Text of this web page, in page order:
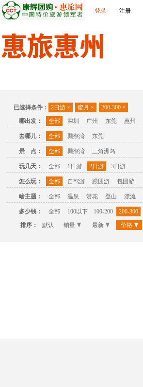
登录 注册
已选择条件： 2日游 × 蜜月 × 200-300 ×
哪出发：
全部 深圳 广州 东莞 惠州
去哪儿： 全部 巽寮湾 东莞
景 点： 全部 巽寮湾 三角洲岛
玩几天： 全部 1日游 2日游 3日游
怎么玩： 全部 自驾游 跟团游 包团游
啥主题： 全部 温泉 赏花 登山 漂流
多少钱： 全部 100以下 100-200 200-300
排序：
默认 销量 最新 价格